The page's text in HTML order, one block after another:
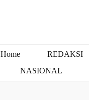
Home REDAKSI
NASIONAL